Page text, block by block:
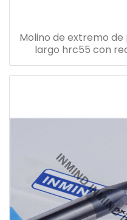
Molino de extremo
largo hrc55 con